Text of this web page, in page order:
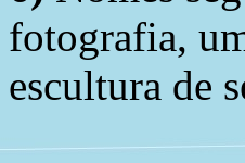
fotografia,
escultura de